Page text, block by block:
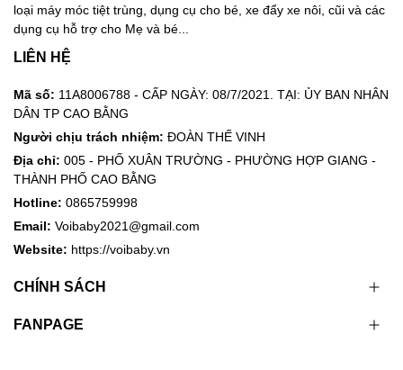
loại máy móc tiệt trùng, dụng cụ cho bé, xe đẩy xe nôi, cũi và các
dụng cụ hỗ trợ cho Mẹ và bé...
LIÊN HỆ
Mã số: 11A8006788 - CẤP NGÀY: 08/7/2021. TẠI: ỦY BAN NHÂN
DÂN TP CAO BẰNG
Người chịu trách nhiệm: ĐOÀN THẾ VINH
Địa chỉ: 005 - PHỐ XUÂN TRƯỜNG - PHƯỜNG HỢP GIANG -
THÀNH PHỐ CAO BẰNG
Hotline: 0865759998
Email: Voibaby2021@gmail.com
Website: https://voibaby.vn
CHÍNH SÁCH
FANPAGE